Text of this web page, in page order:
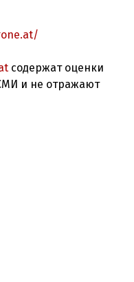
содержат оценки
и не отражают